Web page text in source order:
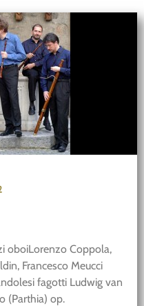
oboiLorenzo Coppola,
Francesco Meucci
fagotti Ludwig van
(Parthia) op.